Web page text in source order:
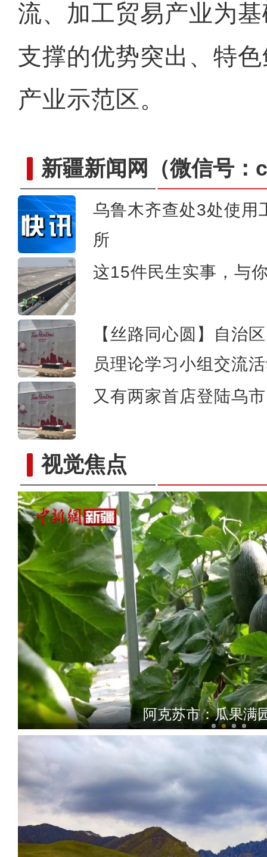
流、加工贸易产业为
支撑的优势突出、特
产业示范区。
新疆新闻网 （微信号
乌鲁木齐查处3处使用
所
这15件民生实事，与
【丝路同心圆】自治
员理论学习小组交流
又有两家首店登陆乌
视觉焦点
沙雅县举行汽车城项